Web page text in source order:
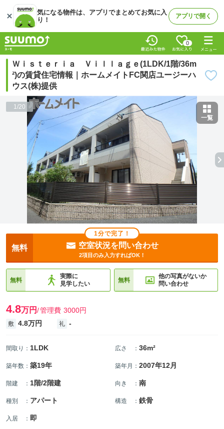
気になる物件は、アプリでまとめてお気に入
り！
アプリで開く
0
Ｗｉｓｔｅｒｉａ Ｖｉｌｌａｇｅ(1LDK/1階/36m
²)の賃貸住宅情報｜ホームメイトFC関店ユージーハ
ウス(株)提供
1/20
一覧
1分で完了！
無料 空室状況を問い合わせ
2項目のみ入力すればOK！
無料
実際に
見学したい
無料
他の写真がないか
問い合わせ
4.8万円 管理費 3000円
敷 4.8万円 礼 -
間取り ： 1LDK 広さ ： 36m²
築年数 ： 築19年 築年月 ： 2007年12月
階建 ： 1階/2階建 向き ： 南
種別 ： アパート 構造 ： 鉄骨
入居 ： 即